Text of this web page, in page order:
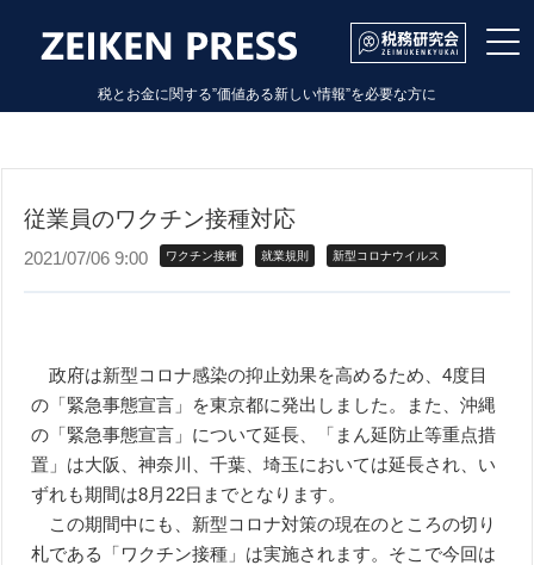
税とお金に関する”価値ある新しい情報”を必要な方に
コラム 社会保険ワンポイント 従業員のワクチン接種対応
従業員のワクチン接種対応
2021/07/06 9:00 ワクチン接種 就業規則 新型コロナウイルス
政府は新型コロナ感染の抑止効果を高めるため、4度目
の「緊急事態宣言」を東京都に発出しました。また、沖縄
の「緊急事態宣言」について延長、「まん延防止等重点措
置」は大阪、神奈川、千葉、埼玉においては延長され、い
ずれも期間は8月22日までとなります。
この期間中にも、新型コロナ対策の現在のところの切り
札である「ワクチン接種」は実施されます。そこで今回は